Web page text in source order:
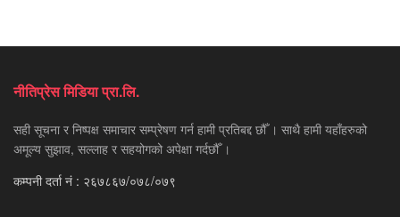
नीतिप्रेस मिडिया प्रा.लि.
सही सूचना र निष्पक्ष समाचार सम्प्रेषण गर्न हामी प्रतिबद्द छौँ । साथै हामी यहाँहरुको
अमूल्य सुझाव, सल्लाह र सहयोगको अपेक्षा गर्दछौँ ।
कम्पनी दर्ता नं : २६७८६७/०७८/०७९